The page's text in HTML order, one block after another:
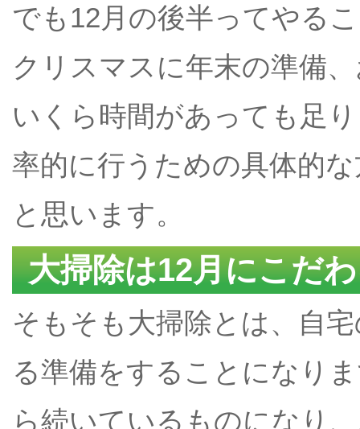
でも12月の後半ってやる
クリスマスに年末の準備
いくら時間があっても足
率的に行うための具体的
と思います。
大掃除は12月にこだ
そもそも大掃除とは、自
る準備をすることになり
ら続いているものになり